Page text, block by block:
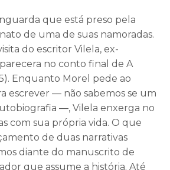
que está preso pela
de uma de suas namoradas.
do escritor Vilela, ex-
no conto final de A
Enquanto Morel pede ao
escrever ― não sabemos se um
―, Vilela enxerga no
com sua própria vida. O que
de duas narrativas
diante do manuscrito de
que assume a história. Até